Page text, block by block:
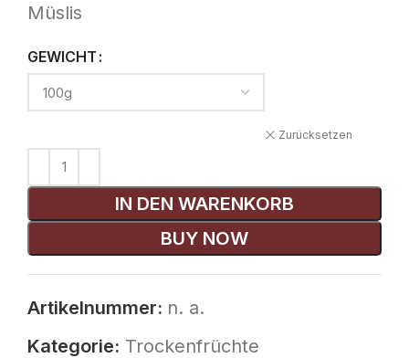
Müslis
GEWICHT
Zurücksetzen
IN DEN WARENKORB
BUY NOW
Artikelnummer: n. a.
Kategorie: Trockenfrüchte